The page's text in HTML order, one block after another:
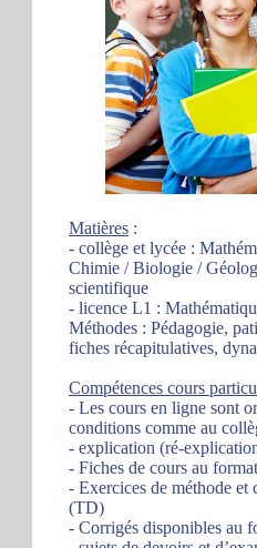
Matières :
- collège et lycée :
Chimie / Biologie /
scientifique
- licence L1 :
Méthodes : Pédagogie,
fiches récapitulatives,
Compétences cours
- Les cours en ligne sont
conditions comme au
- explication (ré-
- Fiches de cours au
- Exercices de méthode et
(TD)
- Corrigés disponibles au